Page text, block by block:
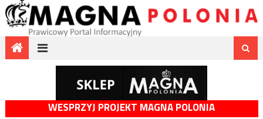
WESPRZYJ PROJEKT MAGNA POLONIA